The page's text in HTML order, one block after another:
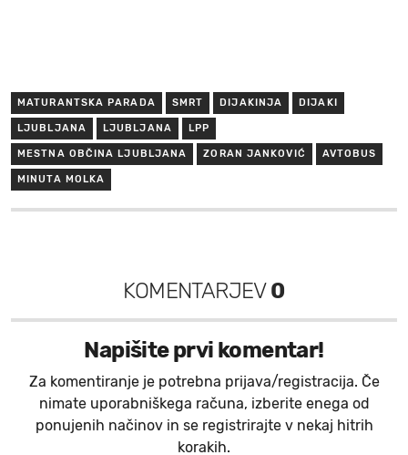
MATURANTSKA PARADA SMRT DIJAKINJA DIJAKI
LJUBLJANA LJUBLJANA LPP
MESTNA OBČINA LJUBLJANA ZORAN JANKOVIĆ AVTOBUS
MINUTA MOLKA
KOMENTARJEV0
Napišite prvi komentar!
Za komentiranje je potrebna prijava/registracija. Če
nimate uporabniškega računa, izberite enega od
ponujenih načinov in se registrirajte v nekaj hitrih
korakih.